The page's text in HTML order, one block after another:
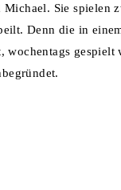
Sie spielen
Denn die in